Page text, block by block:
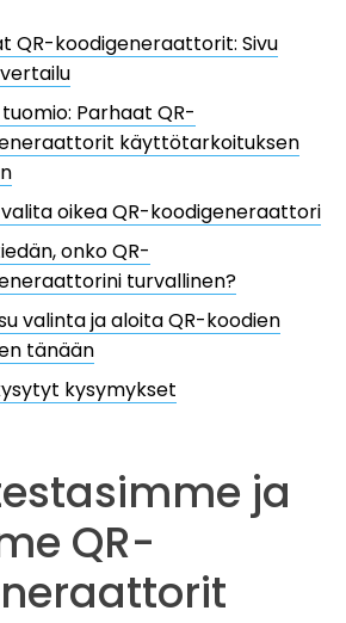
QR-koodigeneraattorit: Sivu
Parhaat QR-
käyttötarkoituksen
valita oikea QR-koodigeneraattori
onko QR-
turvallinen?
valinta ja aloita QR-koodien
tänään
kysymykset
ja
QR-